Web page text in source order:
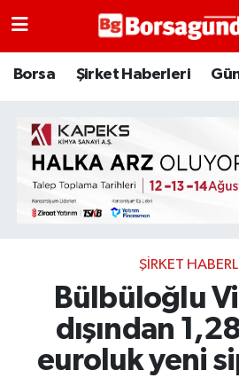
Borsa Şirket Haberleri
ŞIRKET
Bülbüloğlu
dışından
euroluk yeni
Borsa
Emtia
Galeri
Bitcoin
Şirket Haberleri